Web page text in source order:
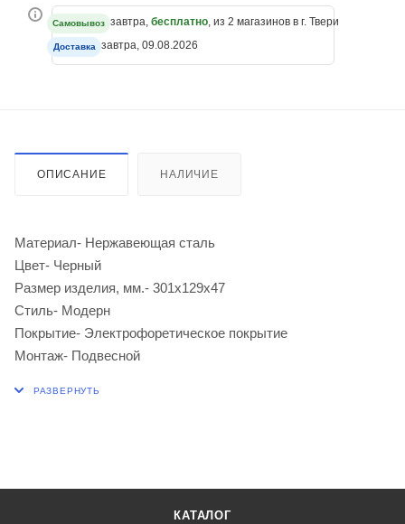
Самовывоз завтра, бесплатно, из 2 магазинов в г. Твери
Доставка завтра, 09.08.2026
ОПИСАНИЕ НАЛИЧИЕ
Материал- Нержавеющая сталь
Цвет- Черный
Размер изделия, мм.- 301х129х47
Стиль- Модерн
Покрытие- Электрофоретическое покрытие
Монтаж- Подвесной
КАТАЛОГ